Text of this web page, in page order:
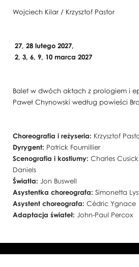
Wojciech Kilar / Krzysztof Pastor
27, 28 lutego 2027,
2, 3, 6, 9, 10 marca 2027
Balet w dwóch aktach z prologiem i
Paweł Chynowski według powieści
Choreografia i reżyseria: Krzysztof
Dyrygent: Patrick Fournillier
Scenografia i kostiumy:Charles
Daniels
Światła: Jon Buswell
Asystentka choreografa:Simonetta
Asystent choreografa:Cédric Ygnace
Adaptacja świateł: John-Paul Percox